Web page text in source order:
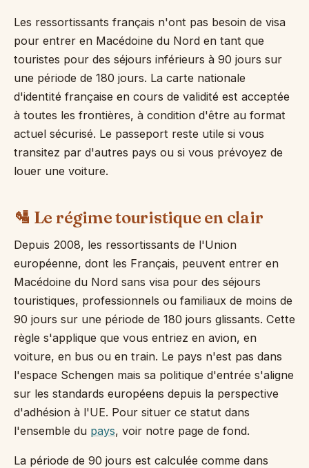
Les ressortissants français n'ont pas besoin de visa
pour entrer en Macédoine du Nord en tant que
touristes pour des séjours inférieurs à 90 jours sur
une période de 180 jours. La carte nationale
d'identité française en cours de validité est acceptée
à toutes les frontières, à condition d'être au format
actuel sécurisé. Le passeport reste utile si vous
transitez par d'autres pays ou si vous prévoyez de
louer une voiture.
🛂 Le régime touristique en clair
Depuis 2008, les ressortissants de l'Union
européenne, dont les Français, peuvent entrer en
Macédoine du Nord sans visa pour des séjours
touristiques, professionnels ou familiaux de moins de
90 jours sur une période de 180 jours glissants. Cette
règle s'applique que vous entriez en avion, en
voiture, en bus ou en train. Le pays n'est pas dans
l'espace Schengen mais sa politique d'entrée s'aligne
sur les standards européens depuis la perspective
d'adhésion à l'UE. Pour situer ce statut dans
l'ensemble du pays, voir notre page de fond.
La période de 90 jours est calculée comme dans